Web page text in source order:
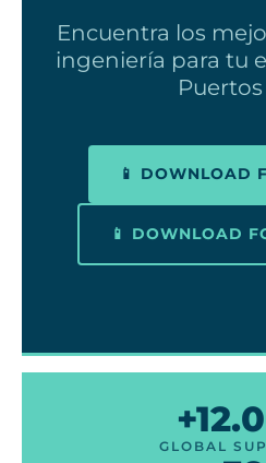
Encuentra los
ingeniería para tu
📱 DOWNLOAD
📱 DOWNLOAD
GLOBAL